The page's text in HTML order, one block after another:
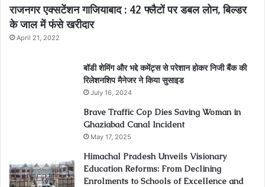
राजनगर एक्सटेंशन गाजियाबाद : 42 फ्लैटों पर डबल लोन, बिल्डर
के जाल में फंसे खरीदार
April 21, 2022
बॉडी शेमिंग और भद्दे कमेंट्स से परेशान होकर निजी बैंक की
रिलेशनशिप मैनेजर ने किया सुसाइड
July 16, 2024
Brave Traffic Cop Dies Saving Woman in
Ghaziabad Canal Incident
May 17, 2025
Himachal Pradesh Unveils Visionary
Education Reforms: From Declining
Enrolments to Schools of Excellence and